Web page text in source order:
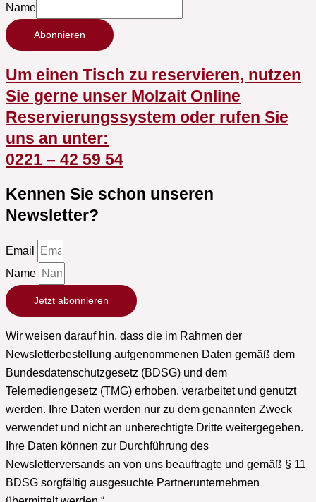
Name
Abonnieren
Um einen Tisch zu reservieren, nutzen
Sie gerne unser Molzait Online
Reservierungssystem oder rufen Sie
uns an unter:
0221 – 42 59 54
Kennen Sie schon unseren
Newsletter?
Email
Name
Jetzt abonnieren
Wir weisen darauf hin, dass die im Rahmen der
Newsletterbestellung aufgenommenen Daten gemäß dem
Bundesdatenschutzgesetz (BDSG) und dem
Telemediengesetz (TMG) erhoben, verarbeitet und genutzt
werden. Ihre Daten werden nur zu dem genannten Zweck
verwendet und nicht an unberechtigte Dritte weitergegeben.
Ihre Daten können zur Durchführung des
Newsletterversands an von uns beauftragte und gemäß § 11
BDSG sorgfältig ausgesuchte Partnerunternehmen